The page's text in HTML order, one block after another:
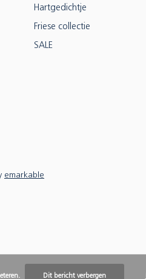
Hartgedichtje
Friese collectie
SALE
emarkable
Dit bericht verbergen